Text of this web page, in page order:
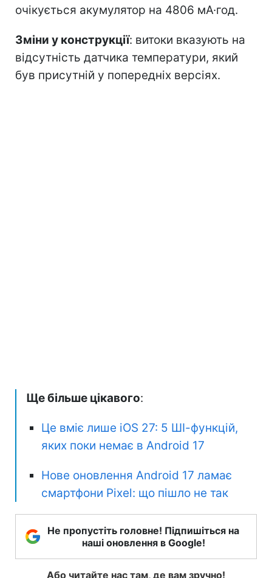
очікується акумулятор на 4806 мА·год.
Зміни у конструкції: витоки вказують на
відсутність датчика температури, який
був присутній у попередніх версіях.
Ще більше цікавого:
Це вміє лише iOS 27: 5 ШІ-функцій,
яких поки немає в Android 17
Нове оновлення Android 17 ламає
смартфони Pixel: що пішло не так
Не пропустіть головне! Підпишіться на
наші оновлення в Google!
Або читайте нас там, де вам зручно!